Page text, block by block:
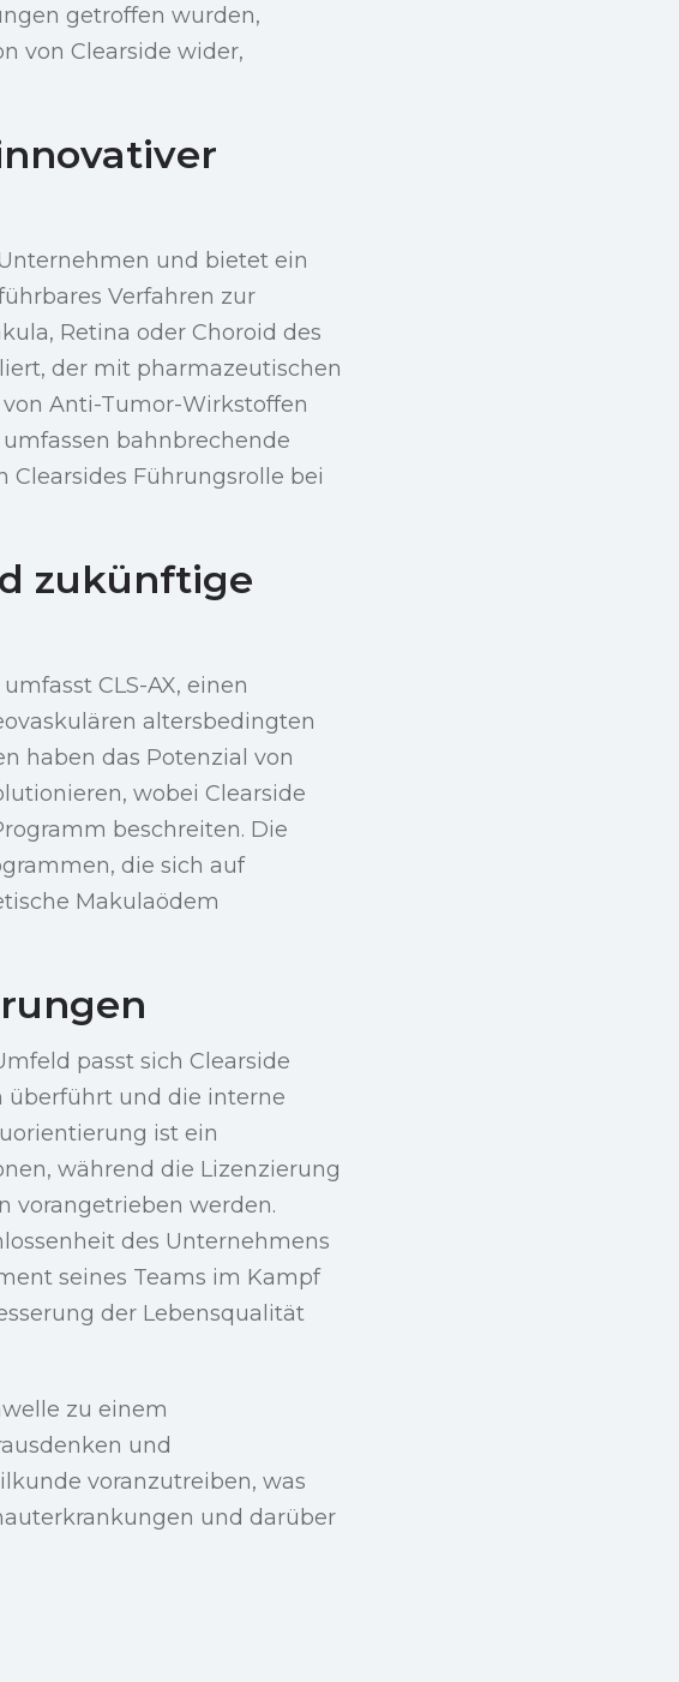
getroffen wurden,
von Clearside wider,
und bietet ein
Verfahren zur
Retina oder Choroid des
der mit pharmazeutischen
Anti-Tumor-Wirkstoffen
bahnbrechende
Führungsrolle bei
zukünftige
CLS-AX, einen
altersbedingten
haben das Potenzial von
wobei Clearside
beschreiten. Die
die sich auf
Makulaödem
passt sich Clearside
überführt und die interne
ist ein
während die Lizenzierung
vorangetrieben werden.
des Unternehmens
seines Teams im Kampf
der Lebensqualität
zu einem
und
voranzutreiben, was
und darüber